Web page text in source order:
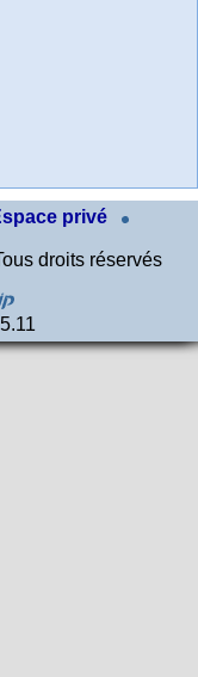
privé
droits réservés